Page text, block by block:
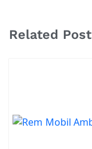
Related Post